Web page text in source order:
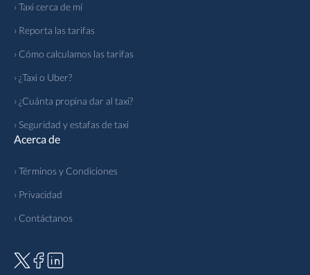
› Taxi cerca de mí
› Reporta las tarifas
› Cómo calculamos las tarifas
› ¿Taxi o Uber?
› ¿Cuánta propina dar al taxi?
› Seguridad y estafas de taxi
Acerca de
› Términos y Condiciones
› Privacidad
› Contáctanos